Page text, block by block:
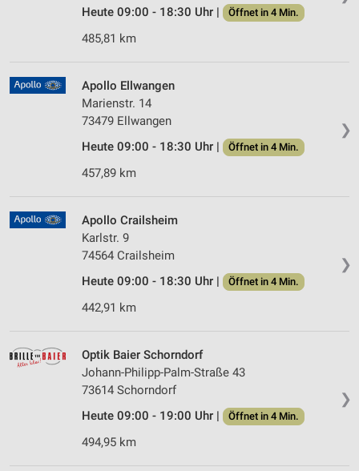
Heute 09:00 - 18:30 Uhr |
Öffnet in 4 Min.
485,81 km
❯
Apollo Ellwangen
Marienstr. 14
73479 Ellwangen
Heute 09:00 - 18:30 Uhr |
Öffnet in 4 Min.
457,89 km
❯
Apollo Crailsheim
Karlstr. 9
74564 Crailsheim
Heute 09:00 - 18:30 Uhr |
Öffnet in 4 Min.
442,91 km
❯
Optik Baier Schorndorf
Johann-Philipp-Palm-Straße 43
73614 Schorndorf
Heute 09:00 - 19:00 Uhr |
Öffnet in 4 Min.
494,95 km